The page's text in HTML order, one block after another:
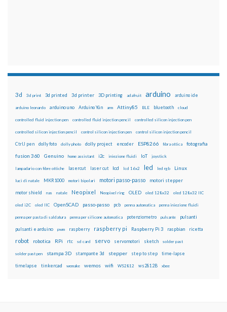
3d 3d print 3d printed 3d printer 3D printing adafruit arduino arduino ide
arduino leonardo arduino uno Arduino Yún arm Attiny85 BLE bluetooth cloud
controlled fluid injection pen controlled fluid injection pencil controlled silicon injection pen
controlled silicon injection pencil control silicon injection pen control silicon injection pencil
CtrlJ pen dolly foto dolly photo dolly project encoder ESP8266 fibra ottica fotografia
fusion 360 Genuino home assistant i2c iniezione fluidi IoT joystick
lampadario con fibre ottiche lasercut laser cut lcd lcd 16x2 led led rgb Linux
luci di natale MKR1000 motori bipolari motori passo-passo motori stepper
motor shield nas natale Neopixel Neopixel ring OLED oled 128x32 oled 128x32 IIC
oled i2C oled IIC OpenSCAD passo-passo pcb penna automatica penna iniezione fluidi
penna per pasta di saldatura penna per silicone automatica potenziometro pulsante pulsanti
pulsanti e arduino pwm raspberry raspberry pi Raspberry Pi 3 raspbian ricetta
robot robotica RPi rtc sd card servo servomotori sketch solder past
solder past pen stampa 3D stampante 3d stepper step to step time-lapse
timelapse tinkercad wemake wemos wifi WS2812 ws2812B xbee